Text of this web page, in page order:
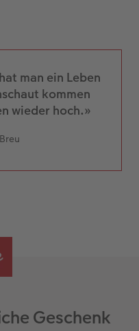
man ein Leben
kommen
wieder hoch.»
Geschenk